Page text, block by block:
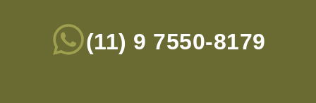
(11) 9 7550-8179